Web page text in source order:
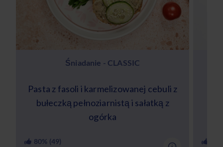
Śniadanie - CLASSIC
Pasta z fasoli i karmelizowanej cebuli z
bułeczką pełnoziarnistą i sałatką z
ogórka
80% (49)